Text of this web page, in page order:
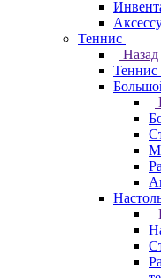
Теннис
Назад
Теннис